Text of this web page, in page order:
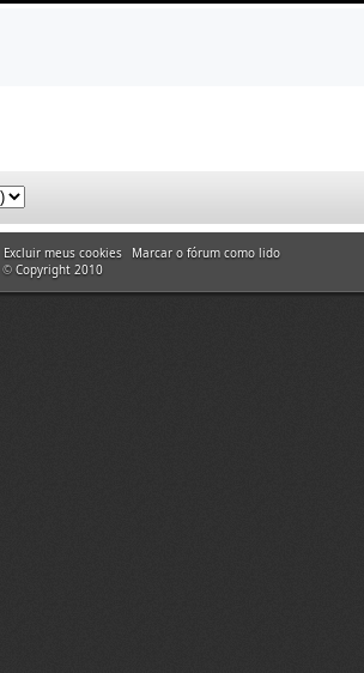
Excluir meus cookies
Marcar o fórum como lido
© Copyright 2010